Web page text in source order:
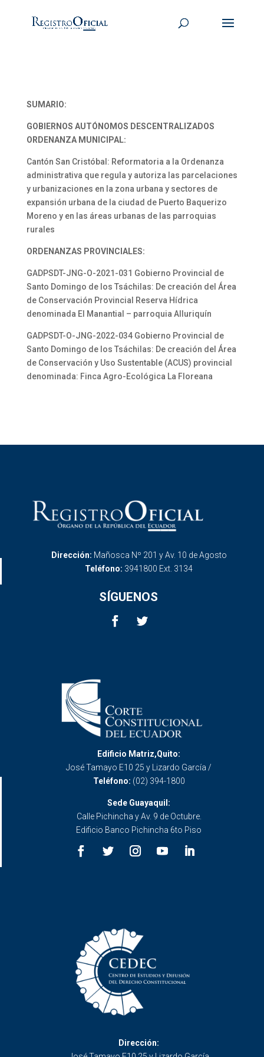
SUMARIO:
GOBIERNOS AUTÓNOMOS DESCENTRALIZADOS
ORDENANZA MUNICIPAL:
Cantón San Cristóbal: Reformatoria a la Ordenanza
administrativa que regula y autoriza las parcelaciones
y urbanizaciones en la zona urbana y sectores de
expansión urbana de la ciudad de Puerto Baquerizo
Moreno y en las áreas urbanas de las parroquias
rurales
ORDENANZAS PROVINCIALES:
GADPSDT-JNG-O-2021-031 Gobierno Provincial de
Santo Domingo de los Tsáchilas: De creación del Área
de Conservación Provincial Reserva Hídrica
denominada El Manantial – parroquia Alluriquín
GADPSDT-O-JNG-2022-034 Gobierno Provincial de
Santo Domingo de los Tsáchilas: De creación del Área
de Conservación y Uso Sustentable (ACUS) provincial
denominada: Finca Agro-Ecológica La Floreana
Dirección: Mañosca Nº 201 y Av. 10 de Agosto
Teléfono: 3941800 Ext. 3134
SÍGUENOS
Edificio Matriz,Quito:
José Tamayo E10 25 y Lizardo García /
Teléfono: (02) 394-1800
Sede Guayaquil:
Calle Pichincha y Av. 9 de Octubre.
Edificio Banco Pichincha 6to Piso
Dirección: